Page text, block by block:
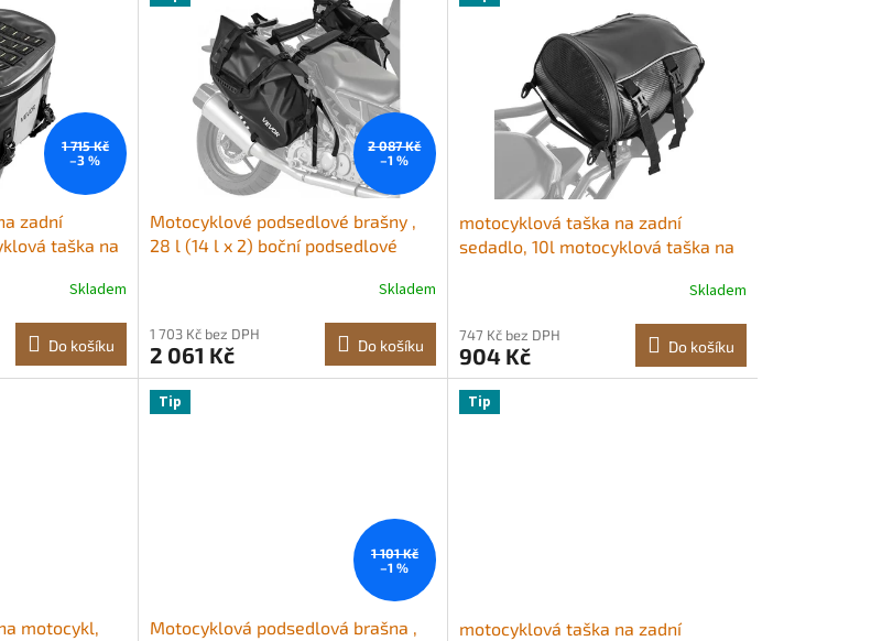
1 715 Kč
–3 %
zadní
taška na
úložná
kapsou a
univerzální
Skladem
Do košíku
2 087 Kč
–1 %
Motocyklové podsedlové brašny ,
28 l (14 l x 2) boční podsedlové
kompatibilní s většinou motocyklů,
vodotěsná outdoorová sportovní
motocyklová brašna na úschovu
zavazadel se spodním popruhem,
černá
Skladem
1 703 Kč bez DPH
2 061 Kč Do košíku
motocyklová taška na zadní
sedadlo, 10l motocyklová taška na
pláštěnkou, venkovní sportovní
zavazadla, nosič zavazadel, batoh,
kabelka s ramenním popruhem a
vnitřní kapsou, černá
Skladem
747 Kč bez DPH
904 Kč Do košíku
motocykl,
Tip
1 101 Kč
–1 %
Motocyklová podsedlová brašna ,
Tip
motocyklová taška na zadní